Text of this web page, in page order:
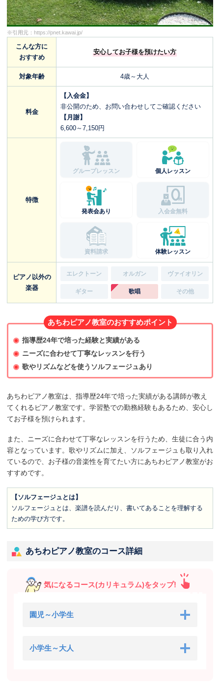
※引用元： https://pnet.kawai.jp/
こんな方に
おすすめ
安心してお子様を預けたい方
対象年齢 4歳～大人
料金
【入会金】
非公開のため、お問い合わせしてご確認ください
【月謝】
6,600～7,150円
特徴
グループレッスン 個人レッスン
発表会あり 入会金無料
資料請求 体験レッスン
ピアノ以外の
楽器
エレクトーン オルガン ヴァイオリン
ギター 歌唱 その他
あちわピアノ教室のおすすめポイント
指導歴24年で培った経験と実績がある
ニーズに合わせて丁寧なレッスンを行う
歌やリズムなどを使うソルフェージュあり
あちわピアノ教室は、指導歴24年で培った実績がある講師が教え
てくれるピアノ教室です。学習塾での勤務経験もあるため、安心し
てお子様を預けられます。
また、ニーズに合わせて丁寧なレッスンを行うため、生徒に合う内
容となっています。歌やリズムに加え、ソルフェージュも取り入れ
ているので、お子様の音楽性を育てたい方にあちわピアノ教室がお
すすめです。
【ソルフェージュとは】
ソルフェージュとは、楽譜を読んだり、書いてあることを理解する
ための学び方です。
あちわピアノ教室のコース詳細
気になるコース(カリキュラム)をタップ!
園児～小学生
小学生～大人